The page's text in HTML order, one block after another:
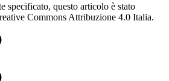
specificato, questo articolo è stato
Commons Attribuzione 4.0 Italia.